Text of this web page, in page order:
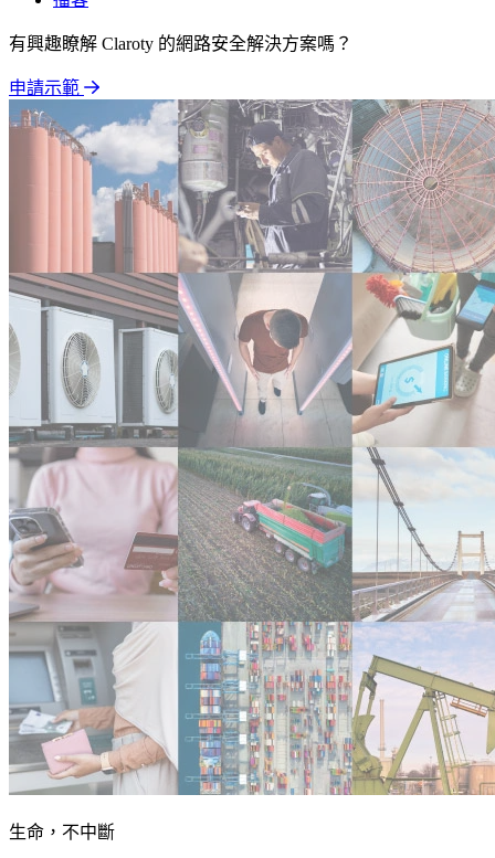
有興趣瞭解 Claroty 的網路安全解決方案嗎？
申請示範
生命，不中斷